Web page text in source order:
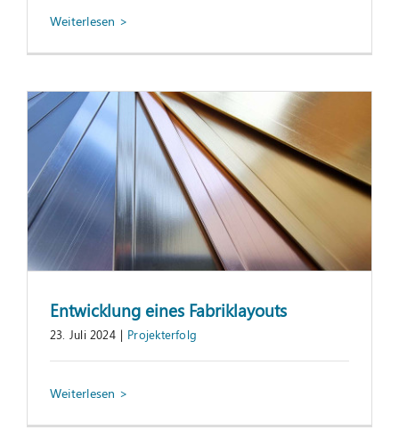
Entwicklung eines Fabriklayouts
Entwicklung eines Fabriklayouts
23. Juli 2024 | Projekterfolg